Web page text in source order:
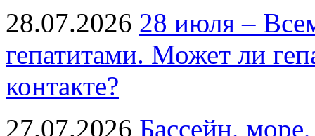
28.07.2026 28 июля –
гепатитами. Может ли
контакте?
27.07.2026 Бассейн,